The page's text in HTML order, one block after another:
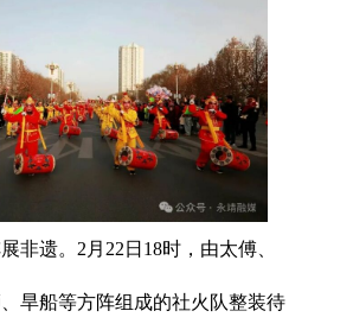
非遗。2月22日18时，由太傅、
旱船等方阵组成的社火队整装待